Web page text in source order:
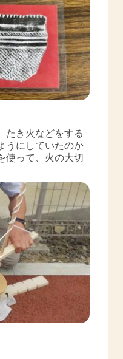
たき火などをする
うにしていたのか
使って、火の大切